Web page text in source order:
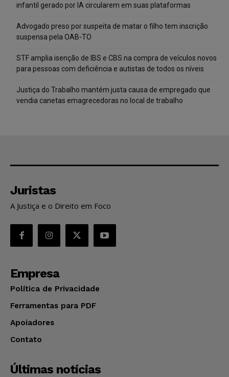
infantil gerado por IA circularem em suas plataformas
Advogado preso por suspeita de matar o filho tem inscrição
suspensa pela OAB-TO
STF amplia isenção de IBS e CBS na compra de veículos novos
para pessoas com deficiência e autistas de todos os níveis
Justiça do Trabalho mantém justa causa de empregado que
vendia canetas emagrecedoras no local de trabalho
Juristas
A Justiça e o Direito em Foco
Empresa
Política de Privacidade
Ferramentas para PDF
Apoiadores
Contato
Últimas notícias